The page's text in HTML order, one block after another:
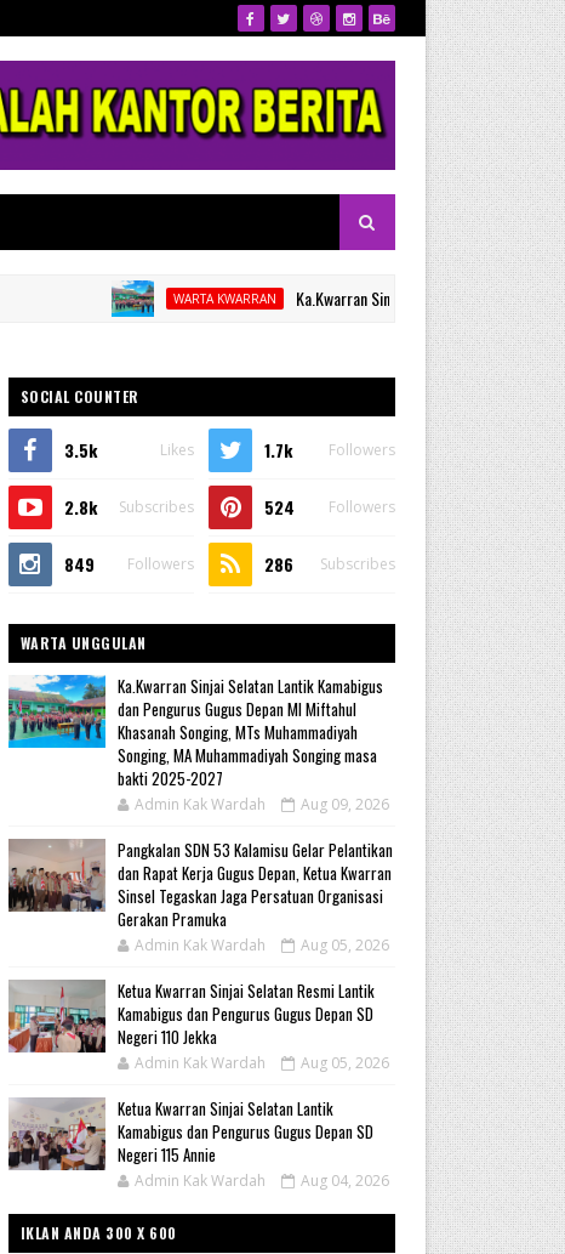
WARTA KWARRAN Ka.Kwarran Sinjai Selatan Lantik Kamabigus dan
SOCIAL COUNTER
3.5k Likes 1.7k Followers
2.8k Subscribes 524 Followers
849 Followers 286 Subscribes
WARTA UNGGULAN
Ka.Kwarran Sinjai Selatan Lantik Kamabigus
dan Pengurus Gugus Depan MI Miftahul
Khasanah Songing, MTs Muhammadiyah
Songing, MA Muhammadiyah Songing masa
bakti 2025-2027
Admin Kak Wardah Aug 09, 2026
Pangkalan SDN 53 Kalamisu Gelar Pelantikan
dan Rapat Kerja Gugus Depan, Ketua Kwarran
Sinsel Tegaskan Jaga Persatuan Organisasi
Gerakan Pramuka
Admin Kak Wardah Aug 05, 2026
Ketua Kwarran Sinjai Selatan Resmi Lantik
Kamabigus dan Pengurus Gugus Depan SD
Negeri 110 Jekka
Admin Kak Wardah Aug 05, 2026
Ketua Kwarran Sinjai Selatan Lantik
Kamabigus dan Pengurus Gugus Depan SD
Negeri 115 Annie
Admin Kak Wardah Aug 04, 2026
IKLAN ANDA 300 X 600